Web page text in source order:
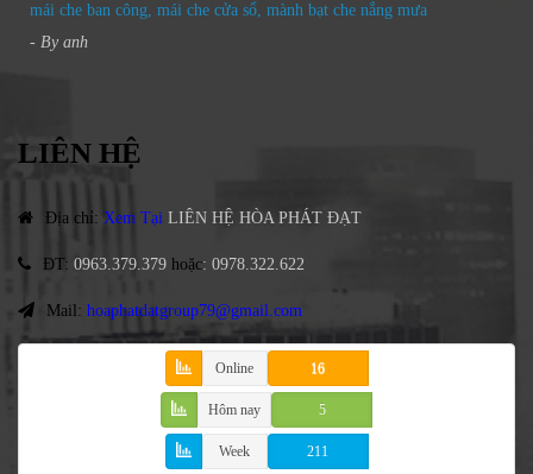
mái che ban công, mái che cửa sổ, mành bạt che nắng mưa
- By anh
LIÊN HỆ
Địa chỉ: Xem Tại LIÊN HỆ HÒA PHÁT ĐẠT
ĐT: 0963.379.379 hoặc: 0978.322.622
Mail: hoaphatdatgroup79@gmail.com
Online 16
Hôm nay 5
Week 211